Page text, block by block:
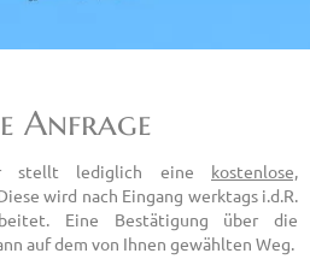
Anfrage
stellt lediglich eine kostenlose,
wird nach Eingang werktags i.d.R.
Eine Bestätigung über die
auf dem von Ihnen gewählten Weg.